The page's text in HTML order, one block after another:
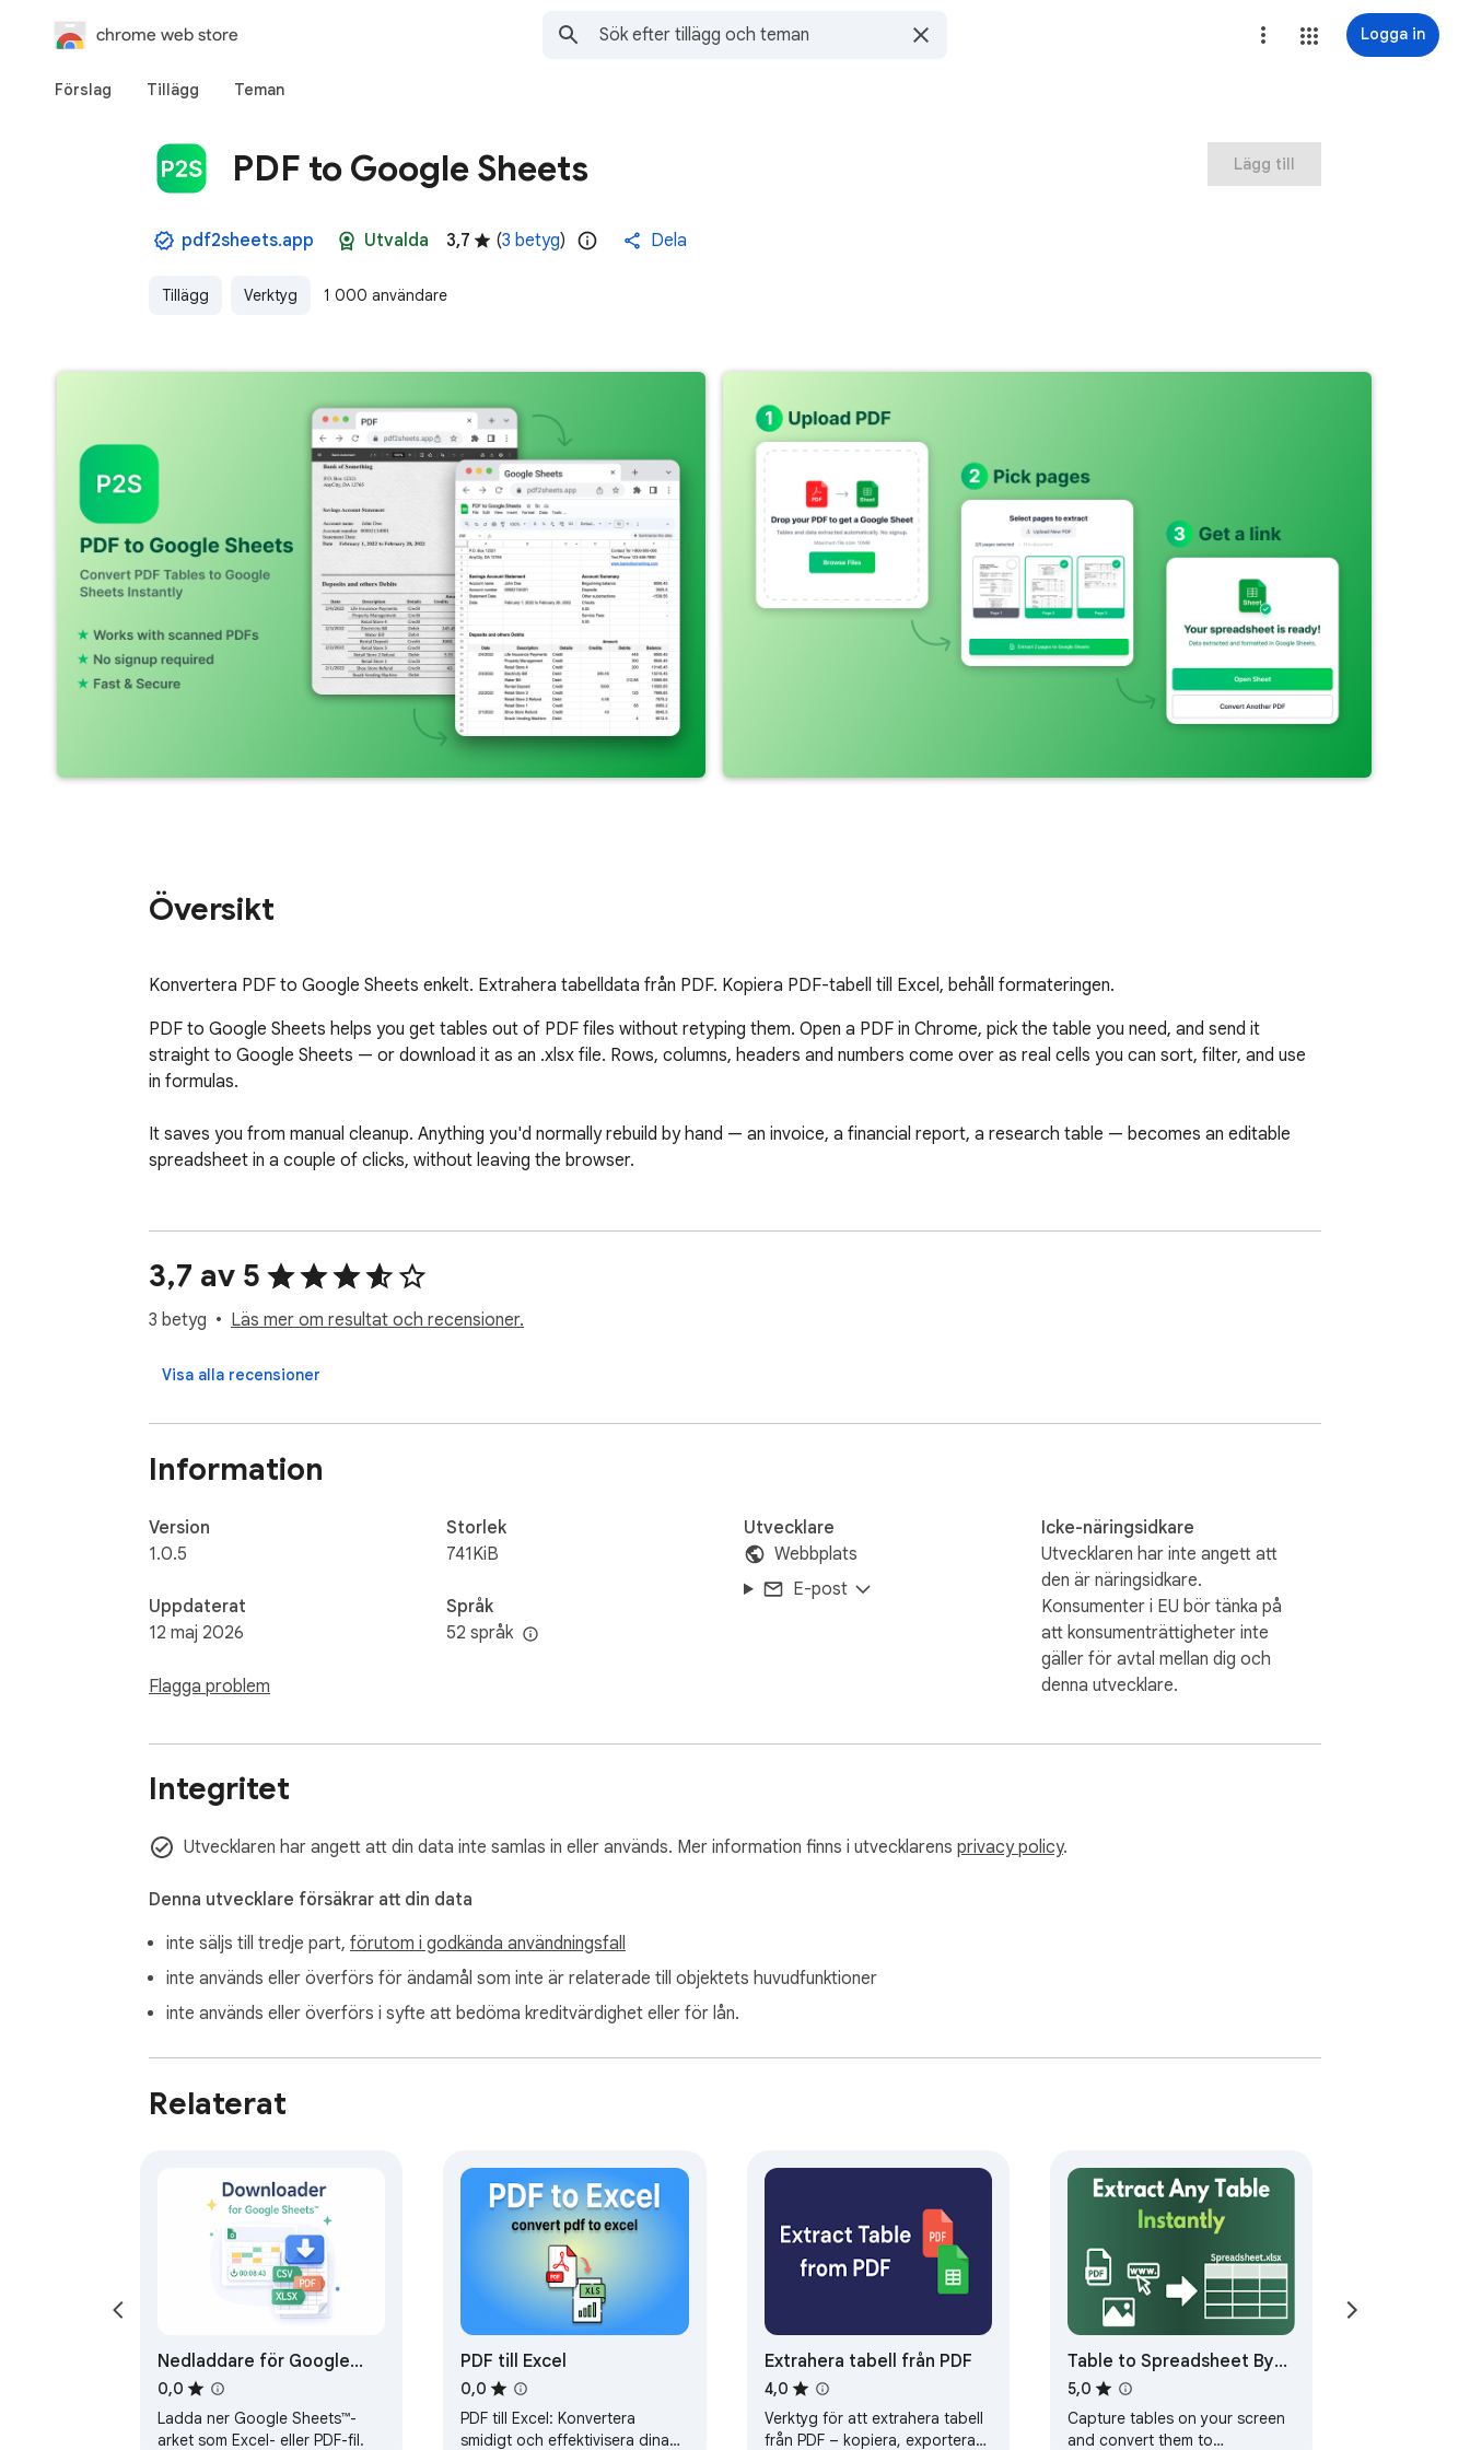
chrome web store Logga in
Förslag Tillägg Teman
PDF to Google Sheets
pdf2sheets.app Utvalda 3,7 (3 betyg) Dela
Tillägg Verktyg 1 000 användare
Lägg till
Översikt
Konvertera PDF to Google Sheets enkelt. Extrahera tabelldata från PDF. Kopiera PDF-tabell till Excel, behåll formateringen.
PDF to Google Sheets helps you get tables out of PDF files without retyping them. Open a PDF in Chrome, pick the table you need, and send it
straight to Google Sheets — or download it as an .xlsx file. Rows, columns, headers and numbers come over as real cells you can sort, filter, and use
in formulas.
It saves you from manual cleanup. Anything you'd normally rebuild by hand — an invoice, a financial report, a research table — becomes an editable
spreadsheet in a couple of clicks, without leaving the browser.
3,7 av 5
3 betyg Läs mer om resultat och recensioner.
Visa alla recensioner
Information
Version
1.0.5
Uppdaterat
12 maj 2026
Flagga problem
Storlek
741KiB
Språk
52 språk
Utvecklare
Webbplats
E-post
Icke-näringsidkare
Utvecklaren har inte angett att
den är näringsidkare.
Konsumenter i EU bör tänka på
att konsumenträttigheter inte
gäller för avtal mellan dig och
denna utvecklare.
Integritet
Utvecklaren har angett att din data inte samlas in eller används. Mer information finns i utvecklarens privacy policy.
Denna utvecklare försäkrar att din data
inte säljs till tredje part, förutom i godkända användningsfall
inte används eller överförs för ändamål som inte är relaterade till objektets huvudfunktioner
inte används eller överförs i syfte att bedöma kreditvärdighet eller för lån.
Relaterat
Nedladdare för Google
Sheets™
0,0
Ladda ner Google Sheets™-
arket som Excel- eller PDF-fil.
PDF till Excel
0,0
PDF till Excel: Konvertera
smidigt och effektivisera dina
Extrahera tabell från PDF
4,0
Verktyg för att extrahera tabell
från PDF – kopiera, exportera
Table to Spreadsheet By
Parsea
5,0
Capture tables on your screen
and convert them to